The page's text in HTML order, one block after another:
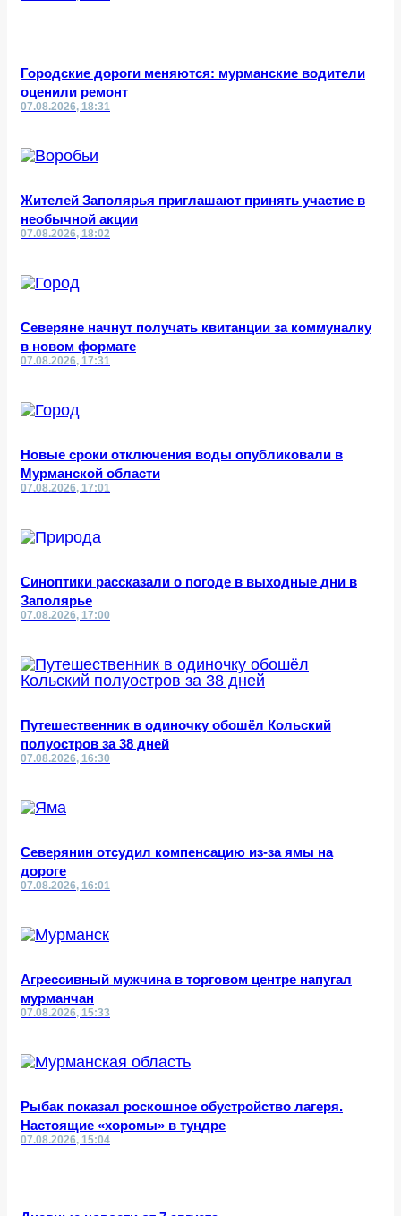
Городские дороги меняются: мурманские водители
оценили ремонт
07.08.2026, 18:31
Жителей Заполярья приглашают принять участие в
необычной акции
07.08.2026, 18:02
Северяне начнут получать квитанции за коммуналку
в новом формате
07.08.2026, 17:31
Новые сроки отключения воды опубликовали в
Мурманской области
07.08.2026, 17:01
Синоптики рассказали о погоде в выходные дни в
Заполярье
07.08.2026, 17:00
Путешественник в одиночку обошёл Кольский
полуостров за 38 дней
07.08.2026, 16:30
Северянин отсудил компенсацию из-за ямы на
дороге
07.08.2026, 16:01
Агрессивный мужчина в торговом центре напугал
мурманчан
07.08.2026, 15:33
Рыбак показал роскошное обустройство лагеря.
Настоящие «хоромы» в тундре
07.08.2026, 15:04